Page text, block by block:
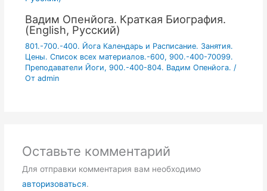
Вадим Опенйога. Краткая Биография.
(English, Русский)
801.-700.-400. Йога Календарь и Расписание. Занятия.
Цены. Список всех материалов.-600, 900.-400-70099.
Преподаватели Йоги, 900.-400-804. Вадим Опенйога. /
От admin
Оставьте комментарий
Для отправки комментария вам необходимо
авторизоваться.